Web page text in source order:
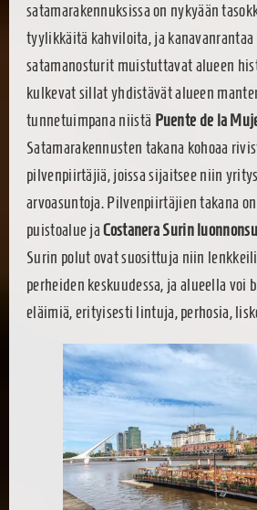
satamarakennuksissa on nykyään
tyylikkäitä kahviloita, ja
satamanosturit muistuttavat alueen
kulkevat sillat yhdistävät alueen
tunnetuimpana niistä Puente de la
Satamarakennusten takana kohoaa
pilvenpiirtäjiä, joissa sijaitsee niin
arvoasuntoja. Pilvenpiirtäjien takana
puistoalue jaCostanera Surin
Surin polut ovat suosittuja niin
perheiden keskuudessa, ja alueella voi
eläimiä, erityisesti lintuja, perhosia,